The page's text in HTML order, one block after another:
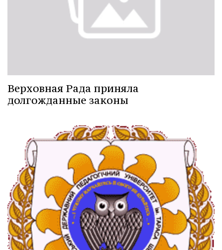
Верховная Рада приняла
долгожданные законы